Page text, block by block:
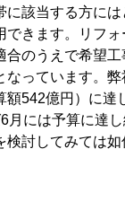
該当する方に
きます。リフ
のうえで希望
っています。
542億円）に
には予算に達
討してみては